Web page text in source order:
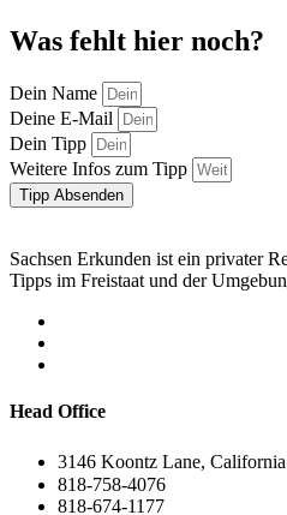
Was fehlt hier noch?
Dein Name
Deine E-Mail
Dein Tipp
Weitere Infos zum Tipp
Tipp Absenden
Sachsen Erkunden ist ein privater
Tipps im Freistaat und der
Head Office
3146 Koontz Lane, California
818-758-4076
818-674-1177